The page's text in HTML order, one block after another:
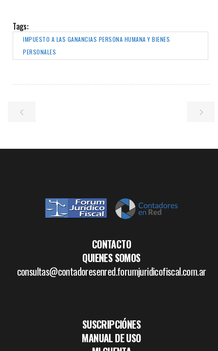
Tags:
IMPUESTO A LAS GANANCIAS PERSONA HUMANA Y BIENES
PERSONALES
CONTACTO
QUIENES SOMOS
consultas@contadoresenred.forumjuridicofiscal.com.ar
SUSCRIPCIÓNES
MANUAL DE USO